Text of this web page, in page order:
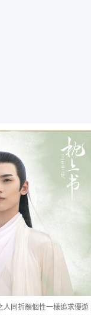
人同折顏個性一樣追求優遊